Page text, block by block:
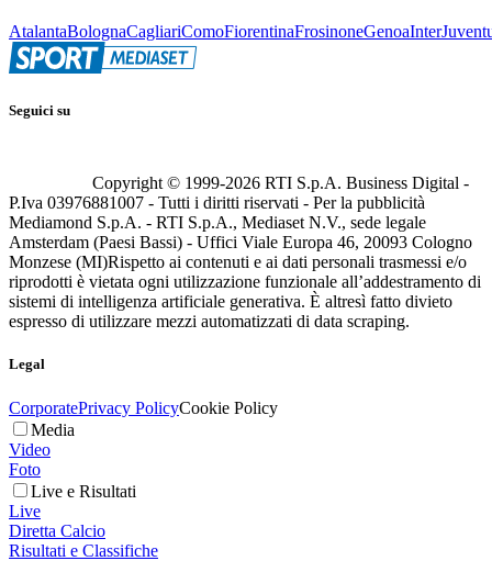
AtalantaBolognaCagliariComoFiorentinaFrosinoneGenoaInter
Seguici su
Copyright © 1999-2026 RTI S.p.A. Business Digital -
P.Iva 03976881007 - Tutti i diritti riservati - Per la pubblicità
Mediamond S.p.A. - RTI S.p.A., Mediaset N.V., sede legale
Amsterdam (Paesi Bassi) - Uffici Viale Europa 46, 20093 Cologno
Monzese (MI)Rispetto ai contenuti e ai dati personali trasmessi e/o
riprodotti è vietata ogni utilizzazione funzionale all’addestramento di
sistemi di intelligenza artificiale generativa. È altresì fatto divieto
espresso di utilizzare mezzi automatizzati di data scraping.
Legal
CorporatePrivacy PolicyCookie Policy
Media
Video
Foto
Live e Risultati
Live
Diretta Calcio
Risultati e Classifiche